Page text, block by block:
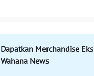
Dapatkan Merchandise
Wahana News